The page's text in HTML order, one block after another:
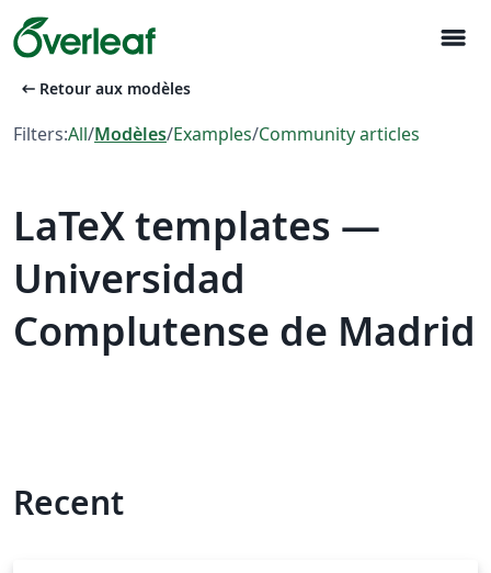
menu
arrow_left_alt Retour aux modèles
Filters:All/Modèles/Examples/Community articles
LaTeX templates —
Universidad
Complutense de Madrid
Recent